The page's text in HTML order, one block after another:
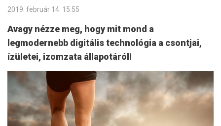
2019. február 14. 15:55
Avagy nézze meg, hogy mit mond a
legmodernebb digitális technológia a csontjai,
ízületei, izomzata állapotáról!